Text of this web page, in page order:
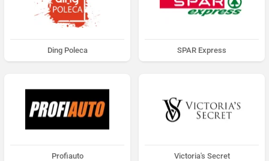
Ding Poleca SPAR Express
Profiauto Victoria's Secret